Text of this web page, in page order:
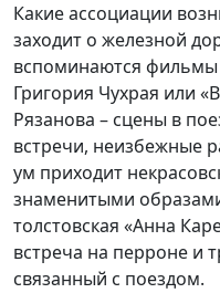
Какие ассоциации
заходит о железной
вспоминаются фильмы
Григория Чухрая или
Рязанова – сцены в
встречи, неизбежные
ум приходит
знаменитыми
толстовская «Анна
встреча на перроне и
связанный с поездом.